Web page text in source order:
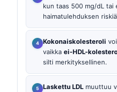
kun taas 500 mg/dL tai
haimatulehduksen
Kokonaiskolesteroli
vaikka ei-HDL-
silti merkityksellinen.
Laskettu LDL muuttuu